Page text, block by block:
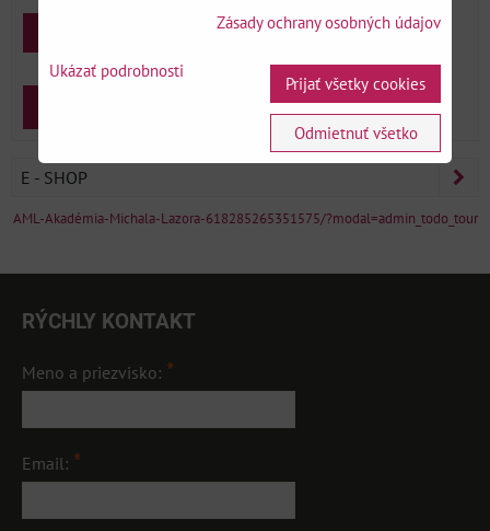
Zaregistrovať sa
E - SHOP
AML-Akadémia-Michala-Lazora-618285265351575/?modal=admin_todo_tour
RÝCHLY KONTAKT
Meno a priezvisko: *
Email: *
Zásady ochrany osobných údajov
Ukázať podrobnosti
Prijať všetky cookies
Odmietnuť všetko